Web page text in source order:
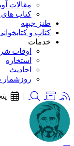
مقالات
کتاب های
طنز جبهه
کتاب و
خدمات
اوقات
استخاره
احادیث
|